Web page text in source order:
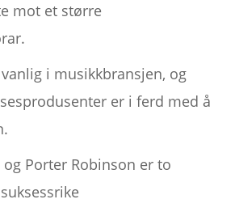
mot et større
i musikkbransjen, og
er i ferd med å
Porter Robinson er to